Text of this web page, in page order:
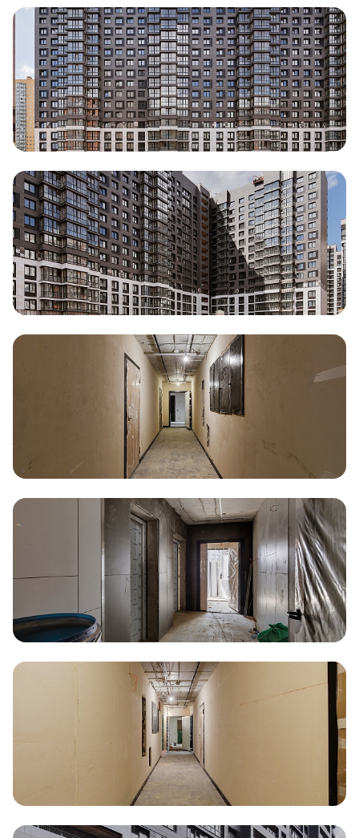
Документация
ВЫБРАТЬ КВАРТИРУ
Проекты
О компании
Жизнь в мавис